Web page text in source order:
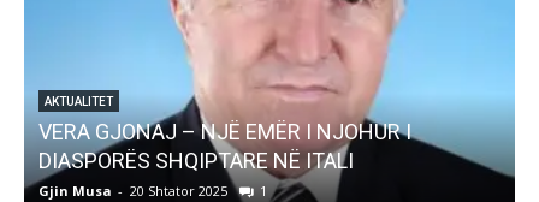
AKTUALITET
Pregaditi Gjin Musa-Rome- Shtator 2025
Gjin Musa - 8 Shtator 2025